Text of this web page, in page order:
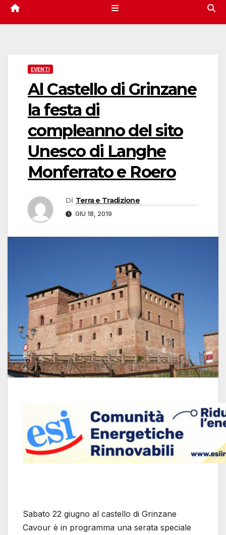
EVENTI
Al Castello di Grinzane
la festa di
compleanno del sito
Unesco di Langhe
Monferrato e Roero
Di Terra e Tradizione
GIU 18, 2019
Sabato 22 giugno al castello di Grinzane
Cavour è in programma una serata speciale